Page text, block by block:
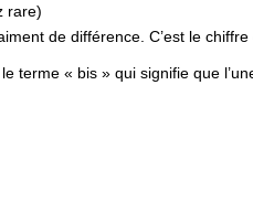
rare)
de différence. C’est le
terme « bis » qui signifie que